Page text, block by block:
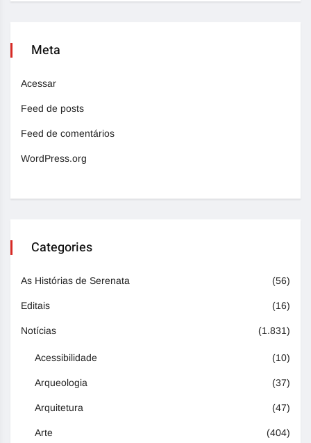
Meta
Acessar
Feed de posts
Feed de comentários
WordPress.org
Categories
As Histórias de Serenata (56)
Editais (16)
Notícias (1.831)
Acessibilidade (10)
Arqueologia (37)
Arquitetura (47)
Arte (404)